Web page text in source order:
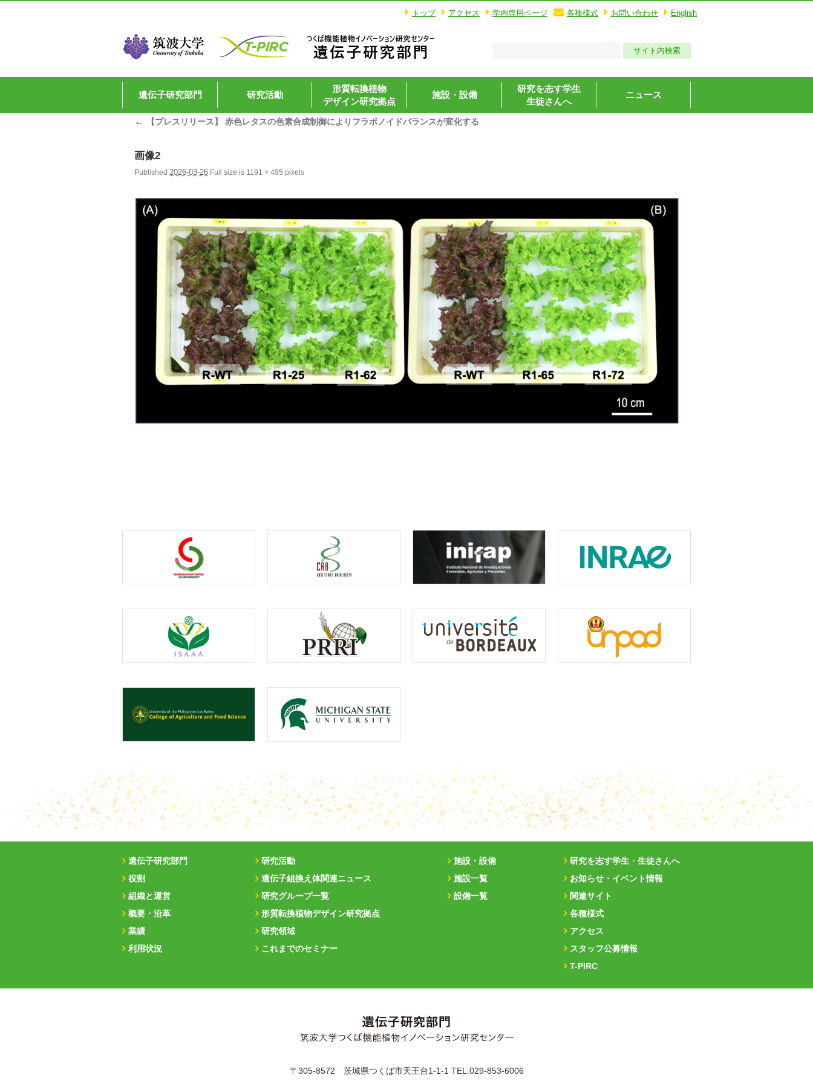
トップ アクセス 学内専用ページ 各種様式 お問い合わせ English
遺伝子研究部門 研究活動
形質転換植物
デザイン研究拠点
施設・設備
研究を志す学生
生徒さんへ
ニュース
← 【プレスリリース】 赤色レタスの色素合成制御によりフラボノイドバランスが変化する
画像2
Published 2026-03-26 Full size is 1191 × 495 pixels
遺伝子研究部門
役割
組織と運営
概要・沿革
業績
利用状況
研究活動
遺伝子組換え体関連ニュース
研究グループ一覧
形質転換植物デザイン研究拠点
研究領域
これまでのセミナー
施設・設備
施設一覧
設備一覧
研究を志す学生・生徒さんへ
お知らせ・イベント情報
関連サイト
各種様式
アクセス
スタッフ公募情報
T-PIRC
〒 305-8572 茨城県つくば市天王台1-1-1 TEL.029-853-6006